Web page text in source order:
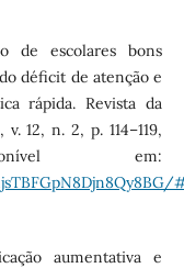
de escolares bons
déficit de atenção e
rápida. Revista da
12, n. 2, p. 114–119,
em:
aumentativa e